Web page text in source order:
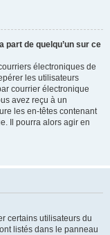
part de quelqu’un sur ce
électroniques de
les utilisateurs
courrier électronique
avez reçu à un
les en-têtes contenant
Il pourra alors agir en
certains utilisateurs du
listés dans le panneau